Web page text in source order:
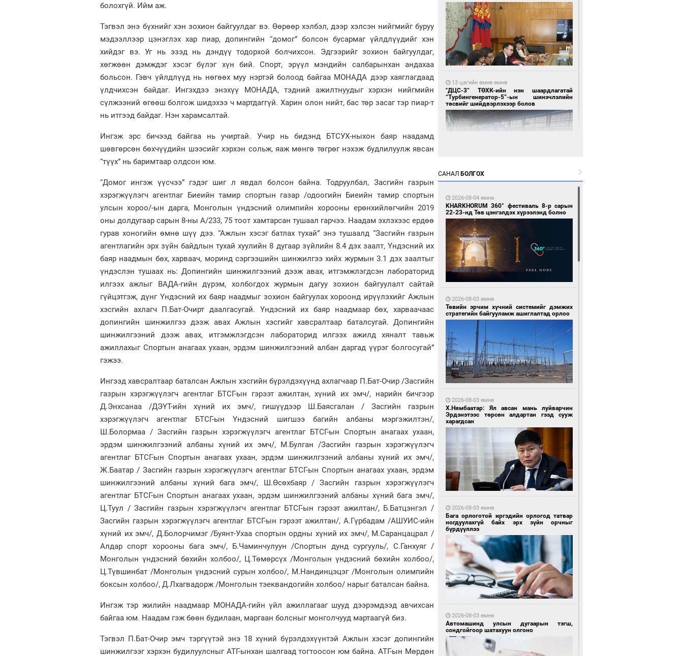
болохгүй. Ийм аж.
Тэгвэл энэ бүхнийг хэн зохион байгуулдаг вэ. Өөрөөр хэлбэл, дээр хэлсэн нийгмийг буруу
мэдээллээр цэнэглэх хар пиар, допингийн “домог” болсон бусармаг үйлдлүүдийг хэн
хийдэг вэ. Уг нь эзэд нь дэндүү тодорхой болчихсон. Эдгээрийг зохион байгуулдаг,
хөгжөөн дэмждэг хэсэг бүлэг хүн бий. Спорт, эрүүл мэндийн салбарынхан андахаа
больсон. Гэвч үйлдлүүд нь нөгөөх муу нэртэй болоод байгаа МОНАДА дээр хаяглагдаад
үлдчихсэн байдаг. Ингэхдээ энэхүү МОНАДА, тэдний ажилтнуудыг хэрхэн нийгмийн
сүлжээний өгөөш болгож шидэхээ ч мартдаггүй. Харин олон нийт, бас төр засаг тэр пиар-т
нь итгээд байдаг. Нэн харамсалтай.
Ингэж эрс бичээд байгаа нь учиртай. Учир нь бидэнд БТСУХ-ныхон баяр наадамд
шөвгөрсөн бөхчүүдийн шээсийг хэрхэн сольж, яаж мөнгө төгрөг нэхэж будлилуулж явсан
“түүх” нь баримтаар олдсон юм.
“Домог ингэж үүсчээ” гэдэг шиг л явдал болсон байна. Тодруулбал, Засгийн газрын
хэрэгжүүлэгч агентлаг Биеийн тамир спортын газар /одоогийн Биеийн тамир спортын
улсын хороо/-ын дарга, Монголын үндэсний олимпийн хорооны ерөнхийлөгчийн 2019
оны долдугаар сарын 8-ны А/233, 75 тоот хамтарсан тушаал гарчээ. Наадам эхлэхээс ердөө
гурав хоногийн өмнө шүү дээ. “Ажлын хэсэг батлах тухай” энэ тушаалд “Засгийн газрын
агентлагийн эрх зүйн байдлын тухай хуулийн 8 дугаар зүйлийн 8.4 дэх заалт, Үндэсний их
баяр наадмын бөх, харваач, моринд сэргээшийн шинжилгээ хийх журмын 3.1 дэх заалтыг
үндэслэн тушаах нь: Допингийн шинжилгээний дээж авах, итгэмжлэгдсэн лабораторид
илгээх ажлыг ВАДА-гийн дүрэм, холбогдох журмын дагуу зохион байгуулалт сайтай
гүйцэтгэж, дүнг Үндэсний их баяр наадмыг зохион байгуулах хороонд ирүүлэхийг Ажлын
хэсгийн ахлагч П.Бат-Очирт даалгасугай. Үндэсний их баяр наадмаар бөх, харваачаас
допингийн шинжилгээ дээж авах Ажлын хэсгийг хавсралтаар баталсугай. Допингийн
шинжилгээний дээж авах, итгэмжлэгдсэн лабораторид илгээх ажилд хяналт тавьж
ажиллахыг Спортын анагаах ухаан, эрдэм шинжилгээний албан даргад үүрэг болгосугай”
гэжээ.
Ингээд хавсралтаар баталсан Ажлын хэсгийн бүрэлдэхүүнд ахлагчаар П.Бат-Очир /Засгийн
газрын хэрэгжүүлэгч агентлаг БТСГ-ын гэрээт ажилтан, хүний их эмч/, нарийн бичгээр
Д.Энхсанаа /ДЭҮТ-ийн хүний их эмч/, гишүүдээр Ш.Баясгалан / Засгийн газрын
хэрэгжүүлэгч агентлаг БТСГ-ын Үндэсний шигшээ багийн албаны мэргэжилтэн/,
Ш.Болормаа / Засгийн газрын хэрэгжүүлэгч агентлаг БТСГ-ын Спортын анагаах ухаан,
эрдэм шинжилгээний албаны хүний их эмч/, М.Булган /Засгийн газрын хэрэгжүүлэгч
агентлаг БТСГ-ын Спортын анагаах ухаан, эрдэм шинжилгээний албаны хүний их эмч/,
Ж.Баатар / Засгийн газрын хэрэгжүүлэгч агентлаг БТСГ-ын Спортын анагаах ухаан, эрдэм
шинжилгээний албаны хүний бага эмч/, Ш.Өсөхбаяр / Засгийн газрын хэрэгжүүлэгч
агентлаг БТСГ-ын Спортын анагаах ухаан, эрдэм шинжилгээний албаны хүний бага эмч/,
Ц.Туул / Засгийн газрын хэрэгжүүлэгч агентлаг БТСГ-ын гэрээт ажилтан/, Б.Батцэнгэл /
Засгийн газрын хэрэгжүүлэгч агентлаг БТСГ-ын гэрээт ажилтан/, А.Гүрбадам /АШУИС-ийн
хүний их эмч/, Д.Болорчимэг /Буянт-Ухаа спортын ордны хүний их эмч/, М.Саранцацрал /
Алдар спорт хорооны бага эмч/, Б.Чаминчулуун /Спортын дунд сургууль/, С.Ганхуяг /
Монголын үндэсний бөхийн холбоо/, Ц.Төмөрсүх /Монголын үндэсний бөхийн холбоо/,
Ц.Түвшинбат /Монголын үндэсний сурын холбоо/, М.Нандинцэцэг /Монголын олимпийн
боксын холбоо/, Д.Лхагвадорж /Монголын тэеквандогийн холбоо/ нарыг баталсан байна.
Ингэж тэр жилийн наадмаар МОНАДА-гийн үйл ажиллагааг шууд дээрэмдээд авчихсан
байгаа юм. Наадам гэж бөөн будилаан, маргаан болсныг монголчууд мартаагүй биз.
Тэгвэл П.Бат-Очир эмч тэргүүтэй энэ 18 хүний бүрэлдэхүүнтэй Ажлын хэсэг допингийн
шинжилгээг хэрхэн будилуулсныг АТГ-ынхан шалгаад тогтоосон юм байна. АТГ-ын Мөрдөн
13 цагийн өмнө өмнө
"ДЦС-3” ТӨХК-ийн нэн шаардлагатай
“Турбингенератор-5”-ын шинэчлэлийн
төсвийг шийдвэрлэхээр болов
Воллейбол эрэгтэйчүүдийн шигшээ баг А
хэсгийг тэргүүллээ
Таван шар мэнгэтэй хөх бар өдөр
байна
14 цагийн өмнө өмнө
1 өдрийн өмнө өмнө
Ноцтой зөрчил гаргасан автобусны
САНАЛ БОЛГОХ
2026-08-04 өмнө
KHARKHORUM 360° фестиваль 8-р сарын
22-23-нд Төв цэнгэлдэх хүрээлэнд болно
2026-08-03 өмнө
Төвийн эрчим хүчний системийг дэмжих
стратегийн байгууламж ашиглалтад орлоо
2026-08-03 өмнө
Х.Нямбаатар: Ял авсан мань луйварчин
Эрдэнэтээс төрсөн алдартан гээд сууж
харагдсан
2026-08-03 өмнө
Бага орлоготой иргэдийн орлогод татвар
ногдуулахгүй байх эрх зүйн орчныг
бүрдүүллээ
2026-08-03 өмнө
Автомашинд улсын дугаарын тэгш,
сондгойгоор шатахуун олгоно